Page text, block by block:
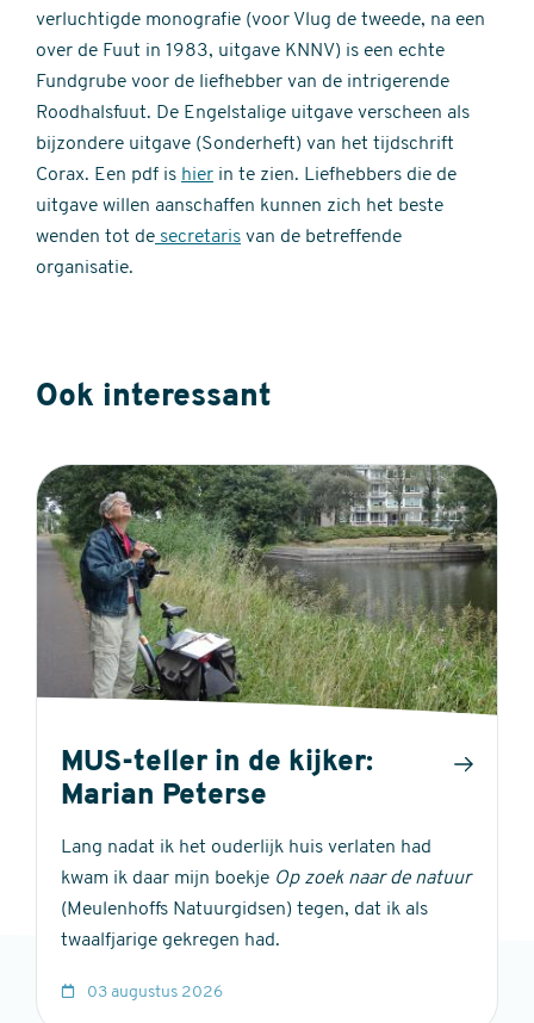
verluchtigde monografie (voor Vlug de tweede, na een
over de Fuut in 1983, uitgave KNNV) is een echte
Fundgrube voor de liefhebber van de intrigerende
Roodhalsfuut. De Engelstalige uitgave verscheen als
bijzondere uitgave (Sonderheft) van het tijdschrift
Corax. Een pdf is hier in te zien. Liefhebbers die de
uitgave willen aanschaffen kunnen zich het beste
wenden tot de secretaris van de betreffende
organisatie.
Ook interessant
MUS-teller in de kijker:
Marian Peterse
Lang nadat ik het ouderlijk huis verlaten had
kwam ik daar mijn boekje Op zoek naar de natuur
(Meulenhoffs Natuurgidsen) tegen, dat ik als
twaalfjarige gekregen had.
03 augustus 2026